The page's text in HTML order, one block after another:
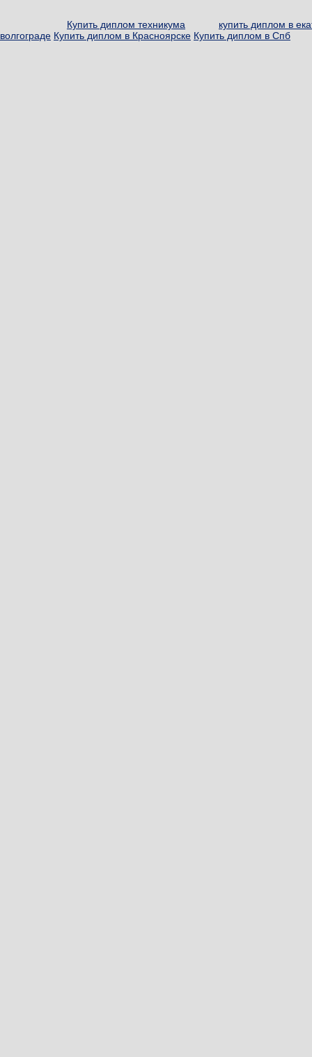
Купить диплом техникума
купить диплом в
волгограде Купить диплом в Красноярске Купить диплом в Спб